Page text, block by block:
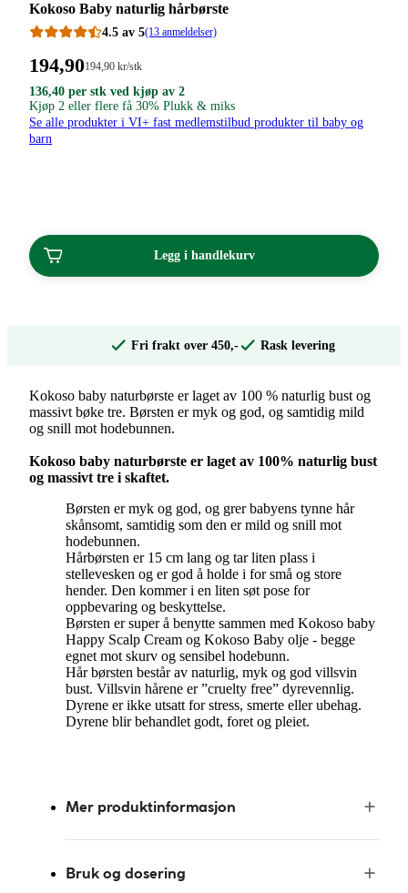
Kokoso Baby naturlig hårbørste
4.5 av 5(13 anmeldelser)
Pris:
194,90
kroner.
194,90Stykkpris:
kroner.
194 ,90 kr/stk
136,40
kroner
per
stk
ved
136,40
kroner.
136,40 per stk ved kjøp av 2
Kjøp 2 eller flere få 30% Plukk & miks
Se alle produkter i VI+ fast medlemstilbud produkter til baby og
barn
Legg i handlekurv
Fri frakt over 450,- Rask levering
Kokoso baby naturbørste er laget av 100 % naturlig bust og
massivt bøke tre. Børsten er myk og god, og samtidig mild
og snill mot hodebunnen.
Kokoso baby naturbørste er laget av 100% naturlig bust
og massivt tre i skaftet.
Børsten er myk og god, og grer babyens tynne hår
skånsomt, samtidig som den er mild og snill mot
hodebunnen.
Hårbørsten er 15 cm lang og tar liten plass i
stellevesken og er god å holde i for små og store
hender. Den kommer i en liten søt pose for
oppbevaring og beskyttelse.
Børsten er super å benytte sammen med Kokoso baby
Happy Scalp Cream og Kokoso Baby olje - begge
egnet mot skurv og sensibel hodebunn.
Hår børsten består av naturlig, myk og god villsvin
bust. Villsvin hårene er ”cruelty free” dyrevennlig.
Dyrene er ikke utsatt for stress, smerte eller ubehag.
Dyrene blir behandlet godt, foret og pleiet.
Mer produktinformasjon
Bruk og dosering